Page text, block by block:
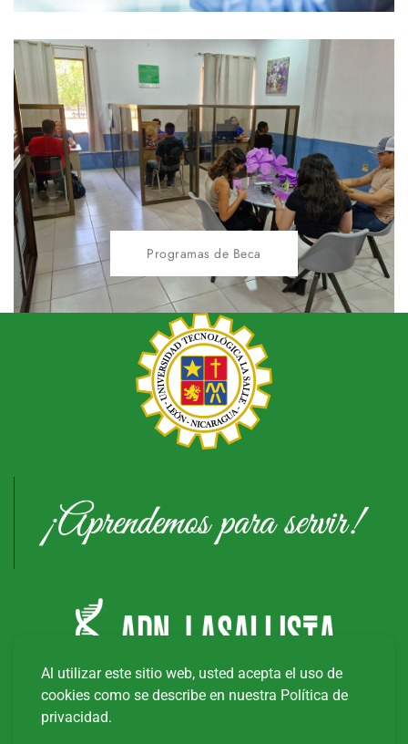
Programas de Beca
Copyright © 20
Al utilizar este sitio web, usted acepta el uso de
cookies como se describe en nuestra Política de
privacidad.